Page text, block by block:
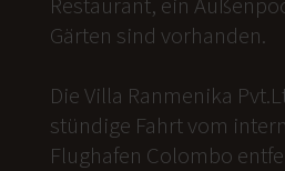
Gärten sind vorhanden.
Die Villa Ranmenika
stündige Fahrt vom
Flughafen Colombo